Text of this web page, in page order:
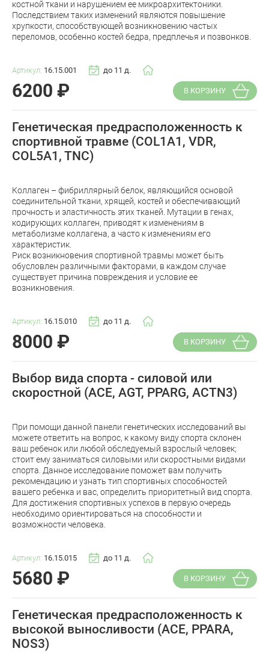
костной ткани и нарушением ее микроархитектоники.
Последствием таких изменений являются повышение
хрупкости, способствующей возникновению частых
переломов, особенно костей бедра, предплечья и позвонков.
Артикул: 16.15.001 до 11 д.
6200 ₽ В КОРЗИНУ
Генетическая предрасположенность к
спортивной травме (COL1A1, VDR,
COL5A1, TNC)
Коллаген – фибриллярный белок, являющийся основой
соединительной ткани, хрящей, костей и обеспечивающий
прочность и эластичность этих тканей. Мутации в генах,
кодирующих коллаген, приводят к изменениям в
метаболизме коллагена, а часто к изменениям его
характеристик.
Риск возникновения спортивной травмы может быть
обусловлен различными факторами, в каждом случае
существует причина повреждения и условие ее
возникновения.
Артикул: 16.15.010 до 11 д.
8000 ₽ В КОРЗИНУ
Выбор вида спорта - силовой или
скоростной (ACE, AGT, PPARG, ACTN3)
При помощи данной панели генетических исследований вы
можете ответить на вопрос, к какому виду спорта склонен
ваш ребенок или любой обследуемый взрослый человек;
стоит ему заниматься силовыми или скоростными видами
спорта. Данное исследование поможет вам получить
рекомендацию и узнать тип спортивных способностей
вашего ребенка и вас, определить приоритетный вид спорта.
Для достижения спортивных успехов в первую очередь
необходимо ориентироваться на способности и
возможности человека.
Артикул: 16.15.015 до 11 д.
5680 ₽ В КОРЗИНУ
Генетическая предрасположенность к
высокой выносливости (ACE, PPARA,
NOS3)